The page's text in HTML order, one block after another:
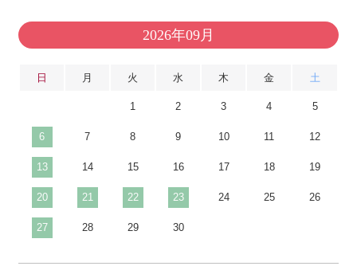
2026年09月
日 月 火 水 木 金 土
1 2 3 4 5
6 7 8 9 10 11 12
13 14 15 16 17 18 19
20 21 22 23 24 25 26
27 28 29 30